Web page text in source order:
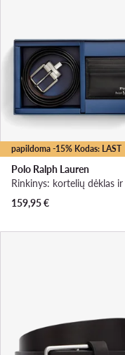
papildoma -15% Kodas: LAST
Polo Ralph Lauren
159,95€